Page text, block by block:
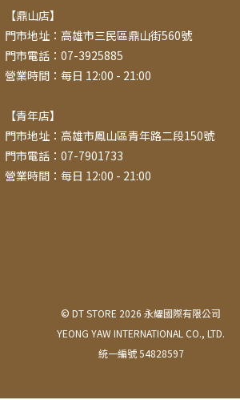
【鼎山店】
門市地址：高雄市三民區鼎山街560號
門市電話：07-3925885
營業時間：每日 12:00 - 21:00
【青年店】
門市地址：高雄市鳳山區青年路二段150號
門市電話：07-7901733
營業時間：每日 12:00 - 21:00
© DT STORE 2026 永耀國際有限公司
YEONG YAW INTERNATIONAL CO., LTD.
統一編號 54828597